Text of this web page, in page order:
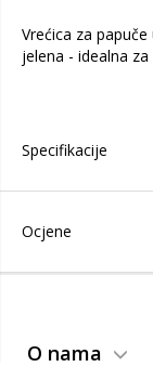
Vrećica za
jelena - idealna
Specifikacije
Ocjene
O nama